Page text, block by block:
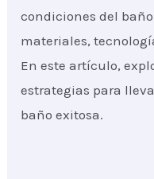
condiciones del
materiales,
En este artículo,
estrategias para
baño exitosa.